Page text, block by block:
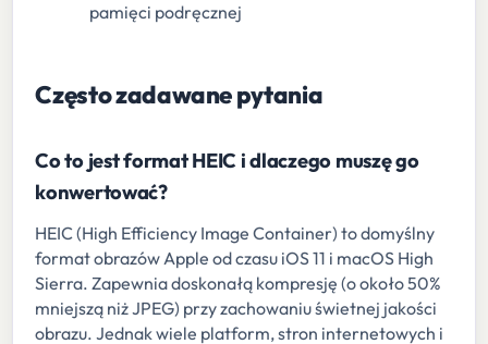
pamięci podręcznej
Często zadawane pytania
Co to jest format HEIC i dlaczego muszę go
konwertować?
HEIC (High Efficiency Image Container) to domyślny
format obrazów Apple od czasu iOS 11 i macOS High
Sierra. Zapewnia doskonałą kompresję (o około 50%
mniejszą niż JPEG) przy zachowaniu świetnej jakości
obrazu. Jednak wiele platform, stron internetowych i